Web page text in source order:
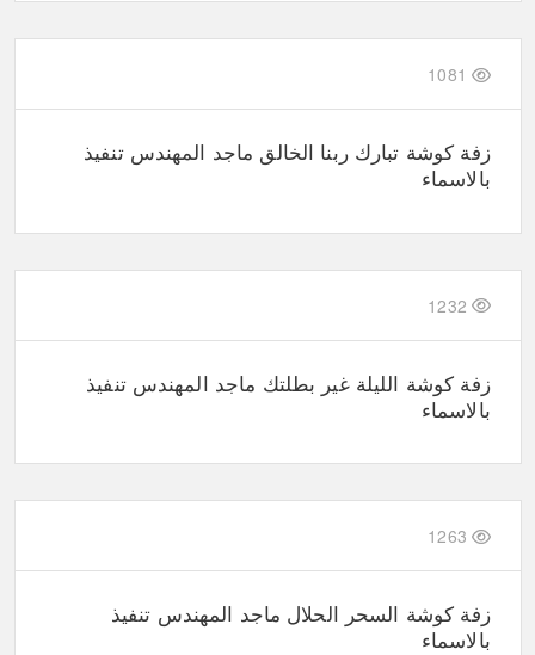
1081
زفة كوشة تبارك ربنا الخالق ماجد المهندس تنفيذ
بالاسماء
1232
زفة كوشة الليلة غير بطلتك ماجد المهندس تنفيذ
بالاسماء
1263
زفة كوشة السحر الحلال ماجد المهندس تنفيذ
بالاسماء